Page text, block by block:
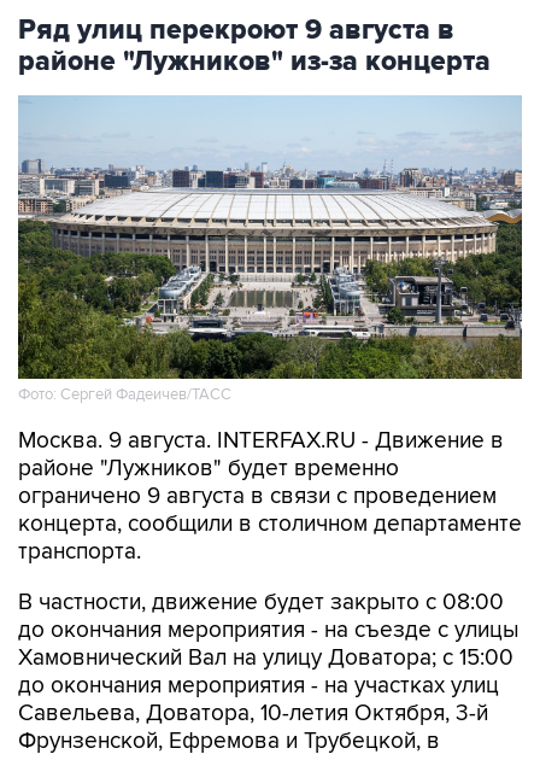
Ряд улиц перекроют 9 августа в
районе "Лужников" из-за концерта
Фото: Сергей Фадеичев/ТАСС
Москва. 9 августа. INTERFAX.RU - Движение в
районе "Лужников" будет временно
ограничено 9 августа в связи с проведением
концерта, сообщили в столичном департаменте
транспорта.
В частности, движение будет закрыто с 08:00
до окончания мероприятия - на съезде с улицы
Хамовнический Вал на улицу Доватора; с 15:00
до окончания мероприятия - на участках улиц
Савельева, Доватора, 10-летия Октября, 3-й
Фрунзенской, Ефремова и Трубецкой, в